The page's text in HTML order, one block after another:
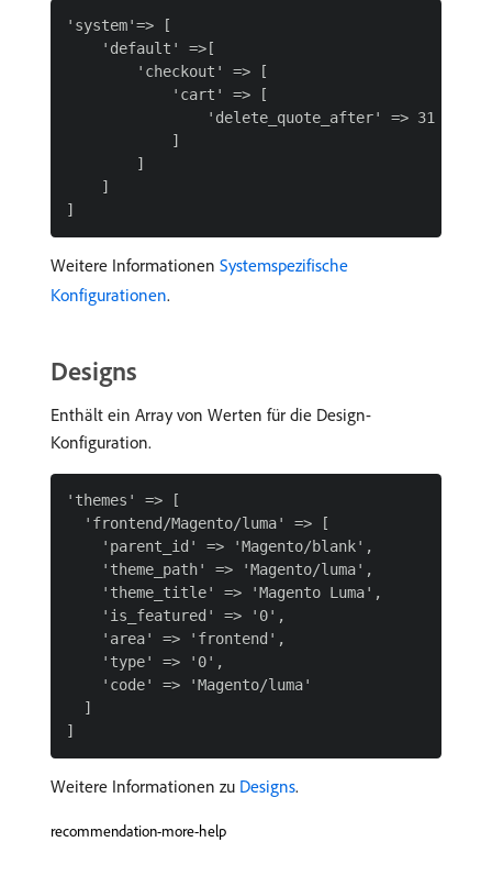
'system'=> [
    'default' =>[
        'checkout' => [
            'cart' => [
                'delete_quote_after' => 31
            ]
        ]
    ]
Weitere Informationen Systemspezifische
Konfigurationen.
Designs
Enthält ein Array von Werten für die Design-
Konfiguration.
'themes' => [
  'frontend/Magento/luma' => [
    'parent_id' => 'Magento/blank',
    'theme_path' => 'Magento/luma',
    'theme_title' => 'Magento Luma',
    'is_featured' => '0',
    'area' => 'frontend',
    'type' => '0',
    'code' => 'Magento/luma'
  ]
Weitere Informationen zu Designs.
recommendation-more-help